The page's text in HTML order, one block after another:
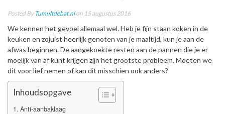
Posted By Tumultdebat.nlon 15 augustus 2016
We kennen het gevoel allemaal wel. Heb je fijn staan koken in de
keuken en zojuist heerlijk genoten van je maaltijd, kun je aan de
afwas beginnen. De aangekoekte resten aan de pannen die je er
moelijk van af kunt krijgen zijn het grootste probleem. Moeten we
dit voor lief nemen of kan dit misschien ook anders?
Inhoudsopgave
Anti-aanbaklaag